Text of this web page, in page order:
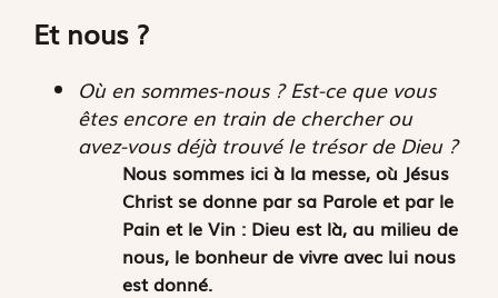
Et nous ?
Où en sommes-nous ? Est-ce que vous
êtes encore en train de chercher ou
avez-vous déjà trouvé le trésor de Dieu ?
Nous sommes ici à la messe, où Jésus
Christ se donne par sa Parole et par le
Pain et le Vin : Dieu est là, au milieu de
nous, le bonheur de vivre avec lui nous
est donné.